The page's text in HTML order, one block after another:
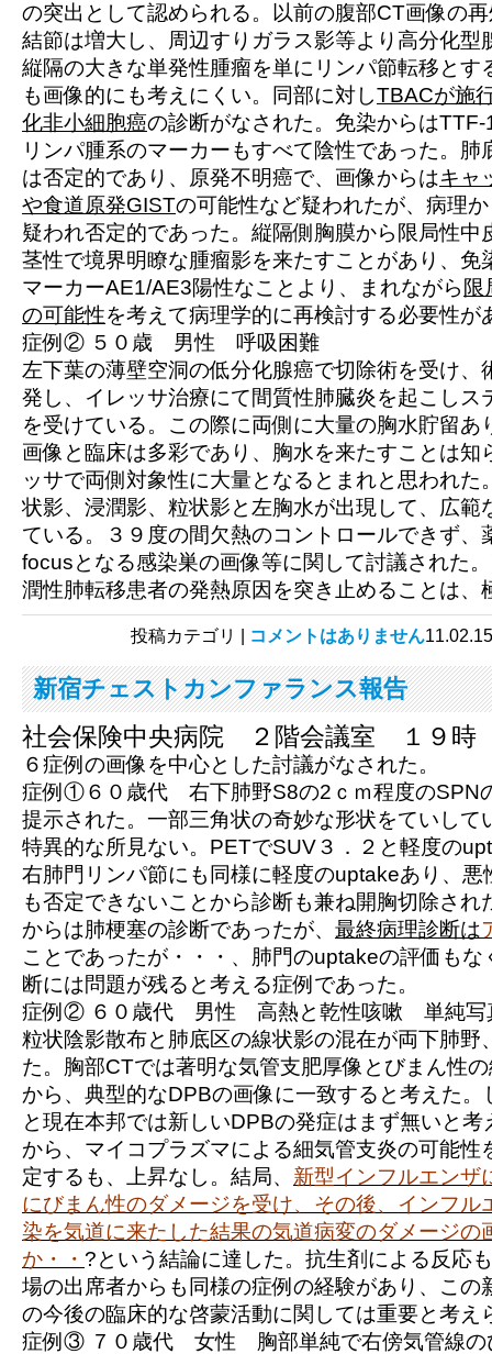
の突出として認められる。以前の腹部CT画像の
結節は増大し、周辺すりガラス影等より高分化型
縦隔の大きな単発性腫瘤を単にリンパ節転移とす
も画像的にも考えにくい。同部に対しTBACが施
化非小細胞癌の診断がなされた。免染からは
リンパ腫系のマーカーもすべて陰性であった。肺
は否定的であり、原発不明癌で、画像からはキャ
や食道原発GISTの可能性など疑われたが、病理
疑われ否定的であった。縦隔側胸膜から限局性中
茎性で境界明瞭な腫瘤影を来たすことがあり、免
マーカーAE1/AE3陽性なことより、まれながら 限
の可能性を考えて病理学的に再検討する必要性が
症例② ５０歳 男性 呼吸困難
左下葉の薄壁空洞の低分化腺癌で切除術を受け、
発し、イレッサ治療にて間質性肺臓炎を起こしス
を受けている。この際に両側に大量の胸水貯留あ
画像と臨床は多彩であり、胸水を来たすことは知
ッサで両側対象性に大量となるとまれと思われた
状影、浸潤影、粒状影と左胸水が出現して、広範
ている。３９度の間欠熱のコントロールできず、
focusとなる感染巣の画像等に関して討議された
潤性肺転移患者の発熱原因を突き止めることは、
投稿カテゴリ | コメントはありません
新宿チェストカンファランス報告
社会保険中央病院 ２階会議室 １９時
６症例の画像を中心とした討議がなされた。
症例①６０歳代 右下肺野S8の2ｃｍ程度のSPN
提示された。一部三角状の奇妙な形状をていして
特異的な所見ない。PETでSUV３．２と軽度の
右肺門リンパ節にも同様に軽度のuptakeあり、悪
も否定できないことから診断も兼ね開胸切除され
からは肺梗塞の診断であったが、 最終病理診断は
ことであったが・・・、肺門のuptakeの評価もな
断には問題が残ると考える症例であった。
症例② ６０歳代 男性 高熱と乾性咳嗽 単純写
粒状陰影散布と肺底区の線状影の混在が両下肺野
た。胸部CTでは著明な気管支肥厚像とびまん性
から、典型的なDPBの画像に一致すると考えた。
と現在本邦では新しいDPBの発症はまず無いと考
から、マイコプラズマによる細気管支炎の可能性
定するも、上昇なし。結局、 新型インフルエンザ
にびまん性のダメージを受け、その後、インフル
染を気道に来たした結果の気道病変のダメージの
か・・ ?という結論に達した。抗生剤による反応
場の出席者からも同様の症例の経験があり、この
の今後の臨床的な啓蒙活動に関しては重要と考え
症例③ ７０歳代 女性 胸部単純で右傍気管線の